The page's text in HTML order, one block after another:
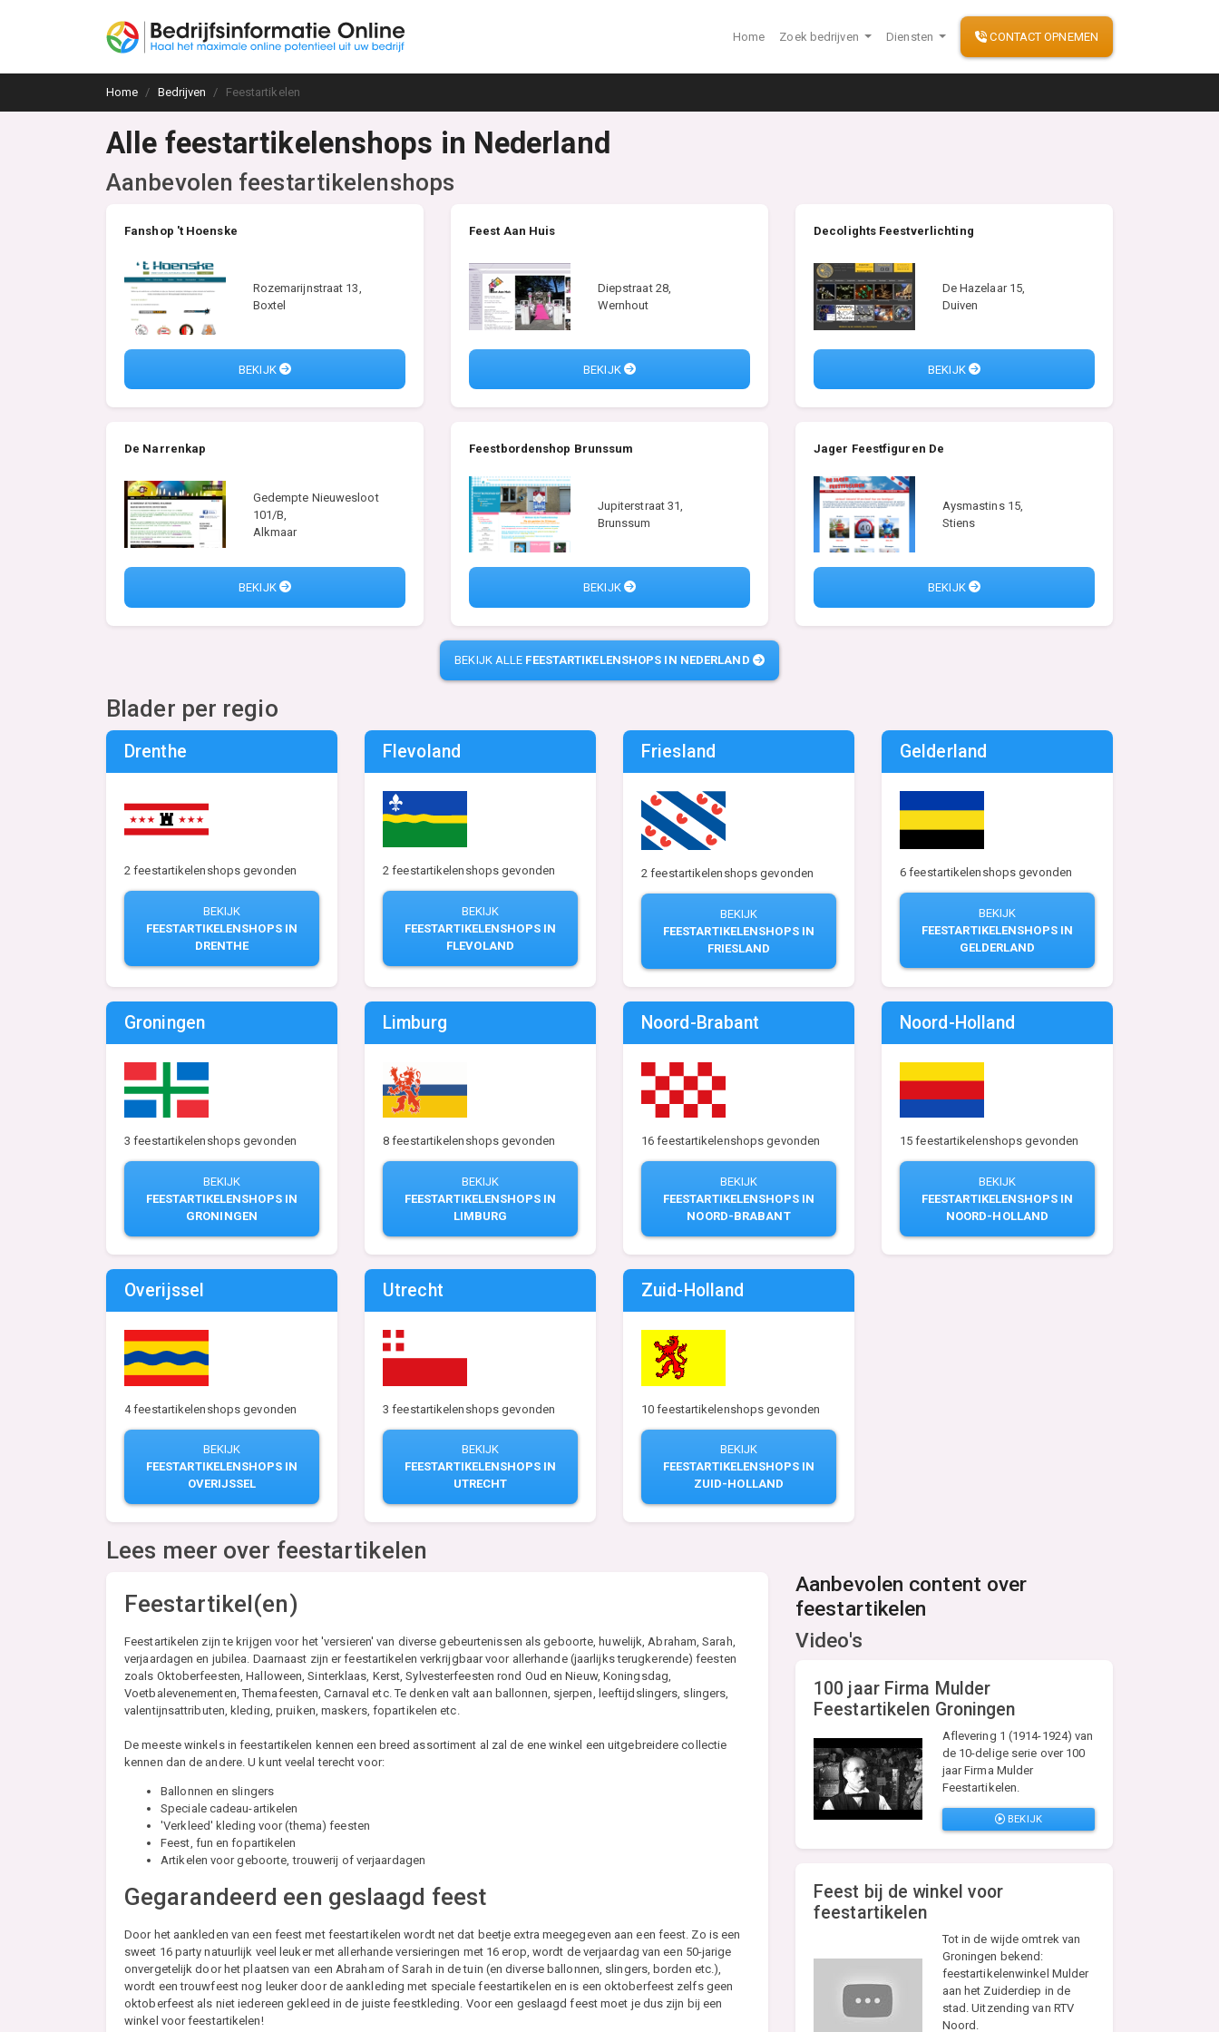
Home Zoek bedrijven Diensten CONTACT OPNEMEN
Home Bedrijven Feestartikelen
Alle feestartikelenshops in Nederland
Aanbevolen feestartikelenshops
Fanshop 't Hoenske
Rozemarijnstraat 13,
Boxtel
BEKIJK
Feest Aan Huis
Diepstraat 28,
Wernhout
BEKIJK
Decolights Feestverlichting
De Hazelaar 15,
Duiven
BEKIJK
De Narrenkap
Gedempte Nieuwesloot
101/B,
Alkmaar
BEKIJK
Feestbordenshop Brunssum
Jupiterstraat 31,
Brunssum
BEKIJK
Jager Feestfiguren De
Aysmastins 15,
Stiens
BEKIJK
BEKIJK ALLE FEESTARTIKELENSHOPS IN NEDERLAND
Blader per regio
Drenthe
2 feestartikelenshops gevonden
BEKIJK
FEESTARTIKELENSHOPS IN
DRENTHE
Flevoland
2 feestartikelenshops gevonden
BEKIJK
FEESTARTIKELENSHOPS IN
FLEVOLAND
Friesland
2 feestartikelenshops gevonden
BEKIJK
FEESTARTIKELENSHOPS IN
FRIESLAND
Gelderland
6 feestartikelenshops gevonden
BEKIJK
FEESTARTIKELENSHOPS IN
GELDERLAND
Groningen
3 feestartikelenshops gevonden
BEKIJK
FEESTARTIKELENSHOPS IN
GRONINGEN
Limburg
8 feestartikelenshops gevonden
BEKIJK
FEESTARTIKELENSHOPS IN
LIMBURG
Noord-Brabant
16 feestartikelenshops gevonden
BEKIJK
FEESTARTIKELENSHOPS IN
NOORD-BRABANT
Noord-Holland
15 feestartikelenshops gevonden
BEKIJK
FEESTARTIKELENSHOPS IN
NOORD-HOLLAND
Overijssel
4 feestartikelenshops gevonden
BEKIJK
FEESTARTIKELENSHOPS IN
OVERIJSSEL
Utrecht
3 feestartikelenshops gevonden
BEKIJK
FEESTARTIKELENSHOPS IN
UTRECHT
Zuid-Holland
10 feestartikelenshops gevonden
BEKIJK
FEESTARTIKELENSHOPS IN
ZUID-HOLLAND
Lees meer over feestartikelen
Feestartikel(en)
Feestartikelen zijn te krijgen voor het 'versieren' van diverse gebeurtenissen als geboorte, huwelijk, Abraham, Sarah,
verjaardagen en jubilea. Daarnaast zijn er feestartikelen verkrijgbaar voor allerhande (jaarlijks terugkerende) feesten
zoals Oktoberfeesten, Halloween, Sinterklaas, Kerst, Sylvesterfeesten rond Oud en Nieuw, Koningsdag,
Voetbalevenementen, Themafeesten, Carnaval etc. Te denken valt aan ballonnen, sjerpen, leeftijdslingers, slingers,
valentijnsattributen, kleding, pruiken, maskers, fopartikelen etc.
De meeste winkels in feestartikelen kennen een breed assortiment al zal de ene winkel een uitgebreidere collectie
kennen dan de andere. U kunt veelal terecht voor:
Ballonnen en slingers
Speciale cadeau-artikelen
'Verkleed' kleding voor (thema) feesten
Feest, fun en fopartikelen
Artikelen voor geboorte, trouwerij of verjaardagen
Gegarandeerd een geslaagd feest
Door het aankleden van een feest met feestartikelen wordt net dat beetje extra meegegeven aan een feest. Zo is een
sweet 16 party natuurlijk veel leuker met allerhande versieringen met 16 erop, wordt de verjaardag van een 50-jarige
onvergetelijk door het plaatsen van een Abraham of Sarah in de tuin (en diverse ballonnen, slingers, borden etc.),
wordt een trouwfeest nog leuker door de aankleding met speciale feestartikelen en is een oktoberfeest zelfs geen
oktoberfeest als niet iedereen gekleed in de juiste feestkleding. Voor een geslaagd feest moet je dus zijn bij een
winkel voor feestartikelen!
Aanbevolen content over
feestartikelen
Video's
100 jaar Firma Mulder
Feestartikelen Groningen
Aflevering 1 (1914-1924) van
de 10-delige serie over 100
jaar Firma Mulder
Feestartikelen.
BEKIJK
Feest bij de winkel voor
feestartikelen
Tot in de wijde omtrek van
Groningen bekend:
feestartikelenwinkel Mulder
aan het Zuiderdiep in de
stad. Uitzending van RTV
Noord.